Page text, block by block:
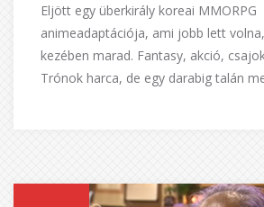
Eljött egy überkirály koreai MMORPG
animeadaptációja, ami jobb lett
kezében marad. Fantasy, akció,
Trónok harca, de egy darabig talán